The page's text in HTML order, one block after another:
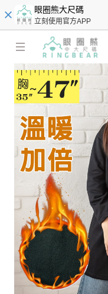
眼圈熊大尺碼
立刻使用官方APP